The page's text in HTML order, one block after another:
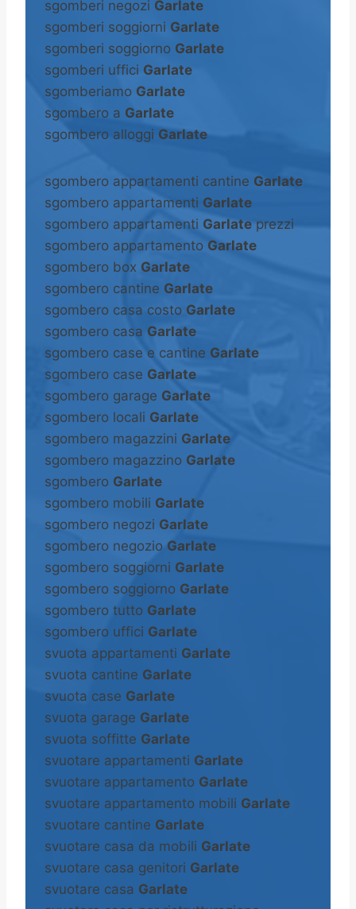
sgomberi negozi Garlate
sgomberi soggiorni Garlate
sgomberi soggiorno Garlate
sgomberi uffici Garlate
sgomberiamo Garlate
sgombero a Garlate
sgombero alloggi Garlate
sgombero appartamenti cantine Garlate
sgombero appartamenti Garlate
sgombero appartamenti Garlate prezzi
sgombero appartamento Garlate
sgombero box Garlate
sgombero cantine Garlate
sgombero casa costo Garlate
sgombero casa Garlate
sgombero case e cantine Garlate
sgombero case Garlate
sgombero garage Garlate
sgombero locali Garlate
sgombero magazzini Garlate
sgombero magazzino Garlate
sgombero Garlate
sgombero mobili Garlate
sgombero negozi Garlate
sgombero negozio Garlate
sgombero soggiorni Garlate
sgombero soggiorno Garlate
sgombero tutto Garlate
sgombero uffici Garlate
svuota appartamenti Garlate
svuota cantine Garlate
svuota case Garlate
svuota garage Garlate
svuota soffitte Garlate
svuotare appartamenti Garlate
svuotare appartamento Garlate
svuotare appartamento mobili Garlate
svuotare cantine Garlate
svuotare casa da mobili Garlate
svuotare casa genitori Garlate
svuotare casa Garlate